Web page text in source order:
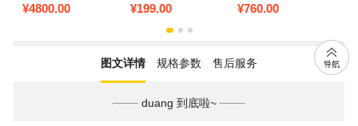
¥4800.00
4层72
¥199.00 ¥760.00
图文详情 规格参数 售后服务
duang 到底啦~